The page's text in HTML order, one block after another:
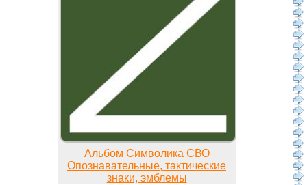
Альбом Символика СВО
Опознавательные, тактические
знаки, эмблемы